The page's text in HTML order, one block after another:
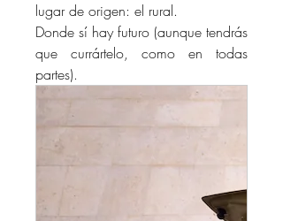
lugar de origen: el rural.
Donde sí hay futuro (aunque tendrás
que currártelo, como en todas
partes).